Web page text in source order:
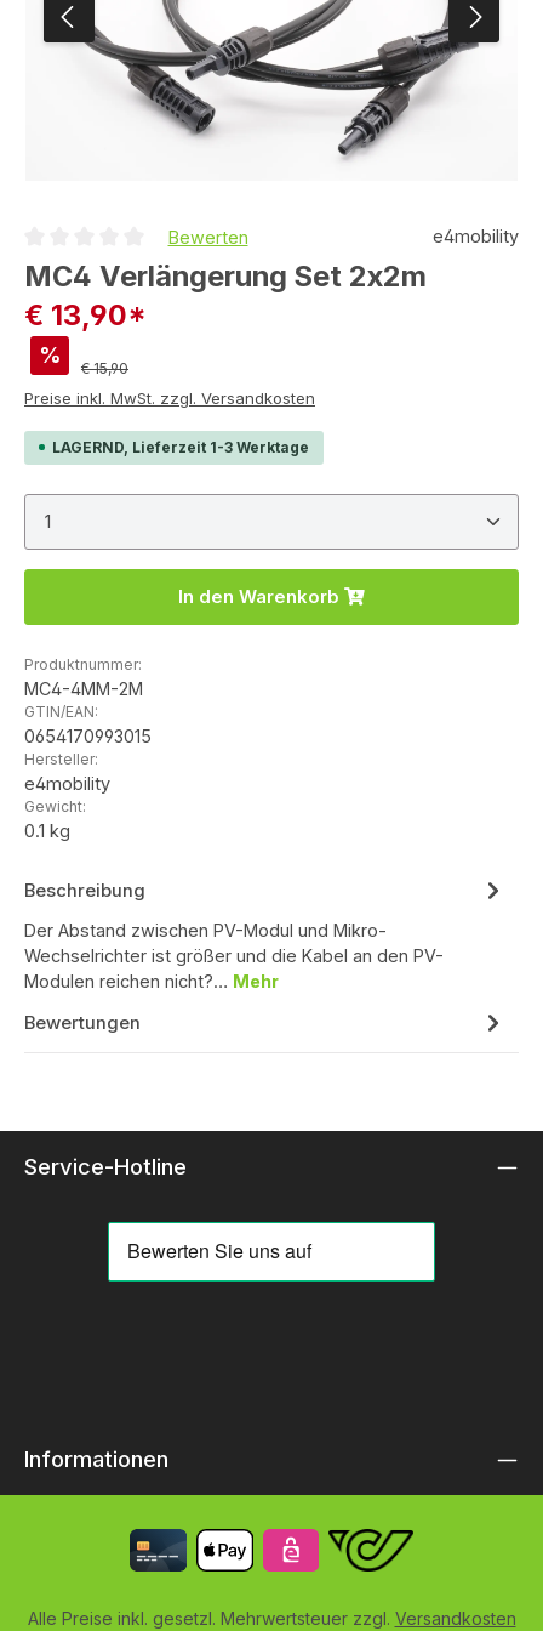
Durchschnittliche Bewertung von 0 von 5 Sternen
Bewerten e4mobility
MC4 Verlängerung Set 2x2m
€ 13,90*
% Regulärer Preis:
€ 15,90
Preise inkl. MwSt. zzgl. Versandkosten
LAGERND, Lieferzeit 1-3 Werktage
Produkt Anzahl: Gib den gewünschten Wert ein
In den Warenkorb
Produktnummer:
MC4-4MM-2M
GTIN/EAN:
0654170993015
Hersteller:
e4mobility
Gewicht:
0.1 kg
Beschreibung
Der Abstand zwischen PV-Modul und Mikro-
Wechselrichter ist größer und die Kabel an den PV-
Modulen reichen nicht?… Mehr
Bewertungen
Service-Hotline
Informationen
Alle Preise inkl. gesetzl. Mehrwertsteuer zzgl. Versandkosten